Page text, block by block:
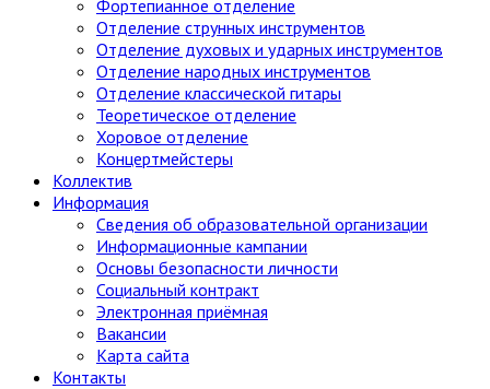
Фортепианное отделение
Отделение струнных инструментов
Отделение духовых и ударных инструментов
Отделение народных инструментов
Отделение классической гитары
Теоретическое отделение
Хоровое отделение
Концертмейстеры
Коллектив
Информация
Сведения об образовательной организации
Информационные кампании
Основы безопасности личности
Социальный контракт
Электронная приёмная
Вакансии
Карта сайта
Контакты